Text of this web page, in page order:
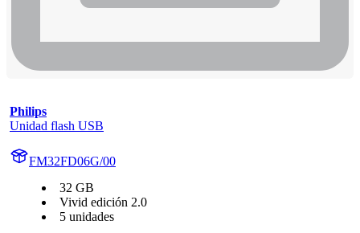
Philips
Unidad flash USB
FM32FD06G/00
32 GB
Vivid edición 2.0
5 unidades